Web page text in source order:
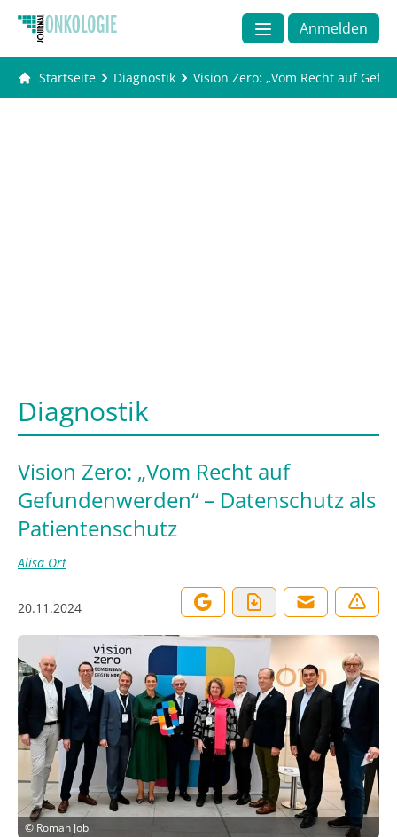
Anmelden
Startseite Diagnostik Vision Zero: „Vom Recht auf
Diagnostik
Vision Zero: „Vom Recht auf
Gefundenwerden“ – Datenschutz als
Patientenschutz
Alisa Ort
20.11.2024
© Roman Job